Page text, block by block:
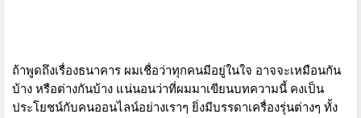
ถ้าพูดถึงเรื่องธนาคาร ผมเชื่อว่าทุกคนมีอยู่ในใจ อาจจะเหมือนกัน
บ้าง หรือต่างกันบ้าง แน่นอนว่าที่ผมมาเขียนบทความนี้ คงเป็น
ประโยชน์กับคนออนไลน์อย่างเราๆ ยิ่งมีบรรดาเครื่องรุ่นต่างๆ ทั้ง